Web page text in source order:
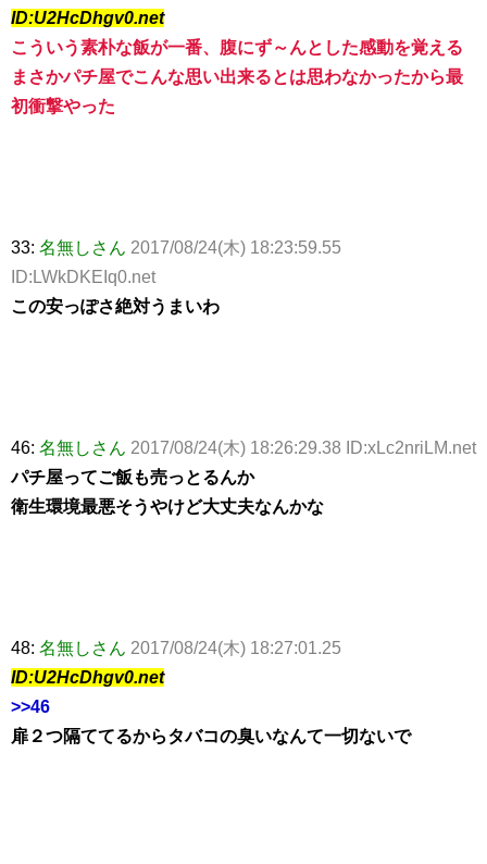
ID:U2HcDhgv0.net
こういう素朴な飯が一番、腹にず～んとした感動を覚える
まさかパチ屋でこんな思い出来るとは思わなかったから最
初衝撃やった
33: 名無しさん 2017/08/24(木) 18:23:59.55
ID:LWkDKEIq0.net
この安っぽさ絶対うまいわ
46: 名無しさん 2017/08/24(木) 18:26:29.38 ID:xLc2nriLM.net
パチ屋ってご飯も売っとるんか
衛生環境最悪そうやけど大丈夫なんかな
48: 名無しさん 2017/08/24(木) 18:27:01.25
ID:U2HcDhgv0.net
>>46
扉２つ隔ててるからタバコの臭いなんて一切ないで